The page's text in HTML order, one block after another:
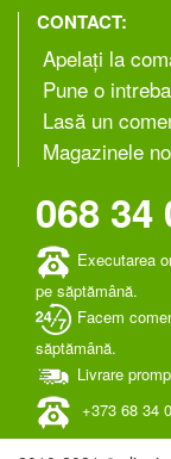
CONTACT:
Apelați la
Pune o
Lasă un
Magazinele
068 34
Executarea
pe săptămână.
Facem
săptămână.
Livrare
+373 ‎68 34